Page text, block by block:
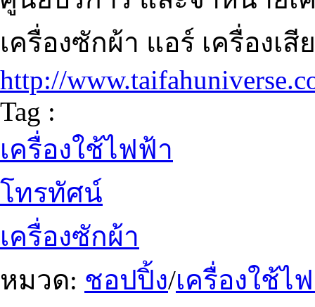
เครื่องซักผ้า แอร์ เครื่องเ
http://
Tag :
เครื่องใช้ไฟฟ้า
โทรทัศน์
เครื่องซักผ้า
หมวด: ชอปปิ้ง/เครื่องใช้ไ